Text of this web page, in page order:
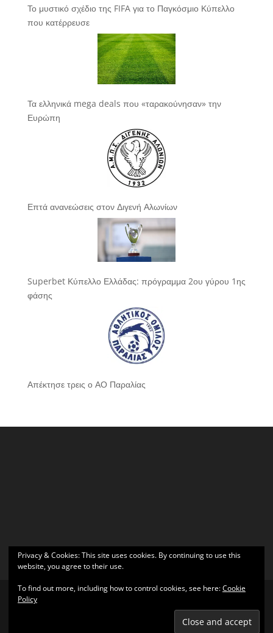
Το μυστικό σχέδιο της FIFA για το Παγκόσμιο Κύπελλο
που κατέρρευσε
Τα ελληνικά mega deals που «ταρακούνησαν» την
Ευρώπη
Επτά ανανεώσεις στον Διγενή Αλωνίων
Superbet Κύπελλο Ελλάδας: πρόγραμμα 2ου γύρου 1ης
φάσης
Απέκτησε τρεις ο ΑΟ Παραλίας
| Υποστηρίζεται από
Privacy & Cookies: This site uses cookies. By continuing to use this
website, you agree to their use.
To find out more, including how to control cookies, see here:Cookie
Policy